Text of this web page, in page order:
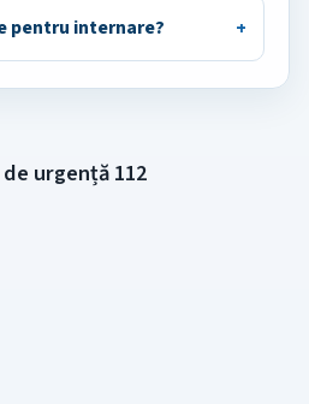
pentru internare?
urgență 112